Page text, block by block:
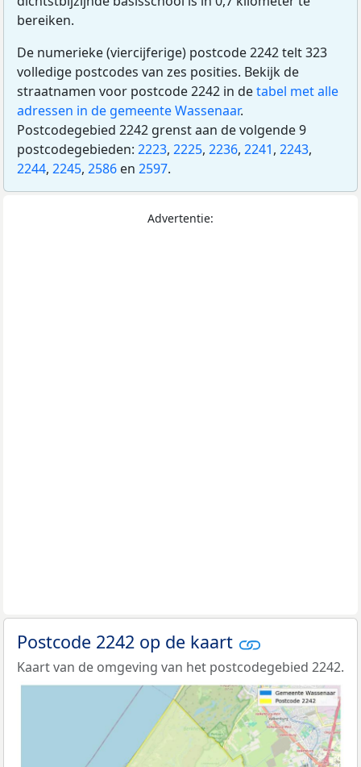
bereiken.
De numerieke (viercijferige) postcode 2242 telt 323
volledige postcodes van zes posities. Bekijk de
straatnamen voor postcode 2242 in detabel met alle
adressen in de gemeente Wassenaar.
Postcodegebied 2242 grenst aan de volgende 9
postcodegebieden: 2223, 2225, 2236, 2241, 2243,
2244, 2245, 2586 en 2597.
Advertentie:
Postcode 2242 op de kaart
Kaart van de omgeving van het postcodegebied 2242.